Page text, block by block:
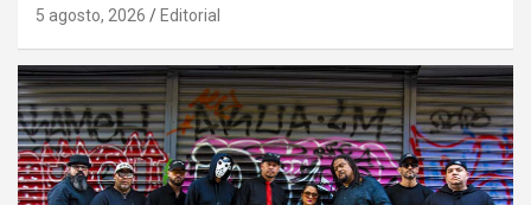
5 agosto, 2026 Editorial